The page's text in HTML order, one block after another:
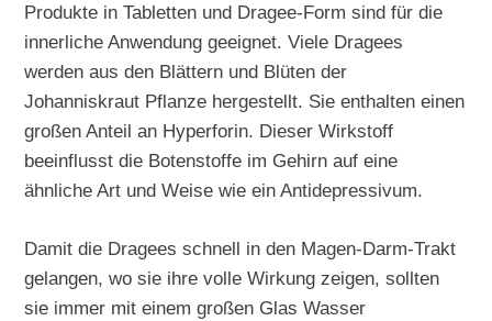
Produkte in Tabletten und Dragee-Form sind für die
innerliche Anwendung geeignet. Viele Dragees
werden aus den Blättern und Blüten der
Johanniskraut Pflanze hergestellt. Sie enthalten einen
großen Anteil an Hyperforin. Dieser Wirkstoff
beeinflusst die Botenstoffe im Gehirn auf eine
ähnliche Art und Weise wie ein Antidepressivum.
Damit die Dragees schnell in den Magen-Darm-Trakt
gelangen, wo sie ihre volle Wirkung zeigen, sollten
sie immer mit einem großen Glas Wasser